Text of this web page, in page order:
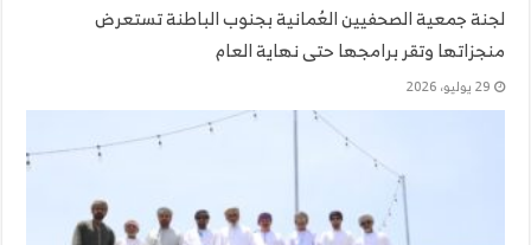
لجنة جمعية الصحفيين العُمانية بجنوب الباطنة تستعرض
منجزاتها وتقر برامجها حتى نهاية العام
29 يوليو، 2026